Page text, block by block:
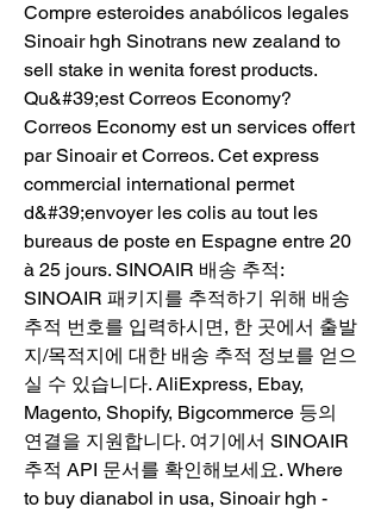
Compre esteroides anabólicos legales
Sinoair hgh Sinotrans new zealand to
sell stake in wenita forest products.
Qu&#39;est Correos Economy?
Correos Economy est un services offert
par Sinoair et Correos. Cet express
commercial international permet
d&#39;envoyer les colis au tout les
bureaus de poste en Espagne entre 20
à 25 jours. SINOAIR 배송 추적:
SINOAIR 패키지를 추적하기 위해 배송
추적 번호를 입력하시면, 한 곳에서 출발
지/목적지에 대한 배송 추적 정보를 얻으
실 수 있습니다. AliExpress, Ebay,
Magento, Shopify, Bigcommerce 등의
연결을 지원합니다. 여기에서 SINOAIR
추적 API 문서를 확인해보세요. Where
to buy dianabol in usa, Sinoair hgh -